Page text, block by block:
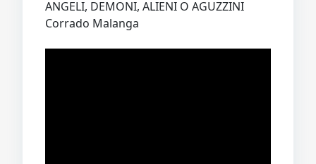
ANGELI, DEMONI, ALIENI O AGUZZINI
Corrado Malanga